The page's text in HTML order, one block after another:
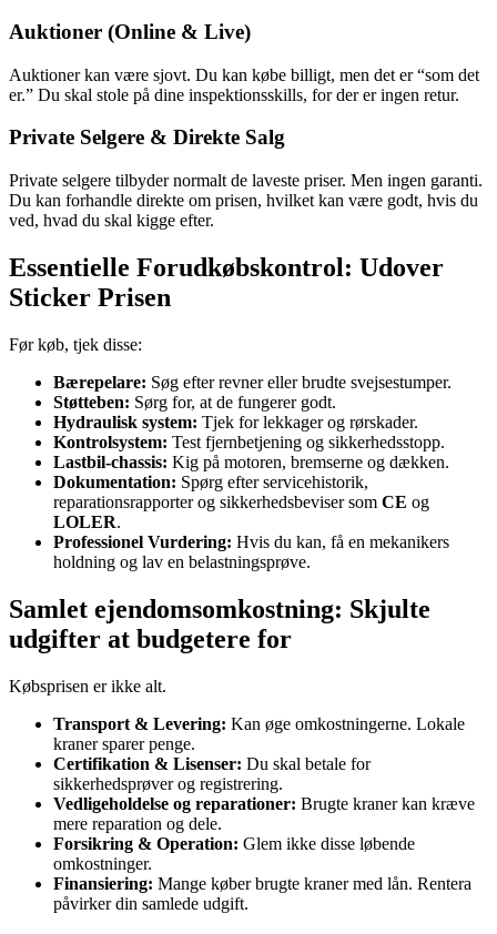
Auktioner (Online & Live)
Auktioner kan være sjovt. Du kan købe billigt, men det er “som det
er.” Du skal stole på dine inspektionsskills, for der er ingen retur.
Private Selgere & Direkte Salg
Private selgere tilbyder normalt de laveste priser. Men ingen garanti.
Du kan forhandle direkte om prisen, hvilket kan være godt, hvis du
ved, hvad du skal kigge efter.
Essentielle Forudkøbskontrol: Udover
Sticker Prisen
Før køb, tjek disse:
Bærepelare: Søg efter revner eller brudte svejsestumper.
Støtteben: Sørg for, at de fungerer godt.
Hydraulisk system: Tjek for lekkager og rørskader.
Kontrolsystem: Test fjernbetjening og sikkerhedsstopp.
Lastbil-chassis: Kig på motoren, bremserne og dækken.
Dokumentation: Spørg efter servicehistorik,
reparationsrapporter og sikkerhedsbeviser som CE og
LOLER.
Professionel Vurdering: Hvis du kan, få en mekanikers
holdning og lav en belastningsprøve.
Samlet ejendomsomkostning: Skjulte
udgifter at budgetere for
Købsprisen er ikke alt.
Transport & Levering: Kan øge omkostningerne. Lokale
kraner sparer penge.
Certifikation & Lisenser: Du skal betale for
sikkerhedsprøver og registrering.
Vedligeholdelse og reparationer: Brugte kraner kan kræve
mere reparation og dele.
Forsikring & Operation: Glem ikke disse løbende
omkostninger.
Finansiering: Mange køber brugte kraner med lån. Rentera
påvirker din samlede udgift.